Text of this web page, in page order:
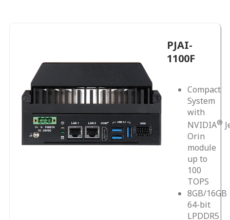
PJAI-
1100F
Compact
System
with
NVIDIA®
Orin
module
up to
100
TOPS
8GB/16GB
64-bit
LPDDR5